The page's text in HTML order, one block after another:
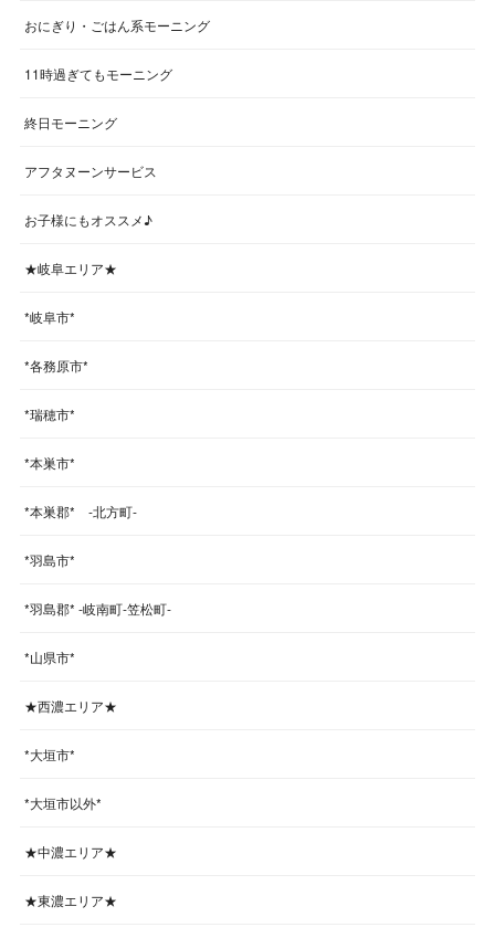
おにぎり・ごはん系モーニング
11時過ぎてもモーニング
終日モーニング
アフタヌーンサービス
お子様にもオススメ♪
★岐阜エリア★
*岐阜市*
*各務原市*
*瑞穂市*
*本巣市*
*本巣郡* -北方町-
*羽島市*
*羽島郡* -岐南町-笠松町-
*山県市*
★西濃エリア★
*大垣市*
*大垣市以外*
★中濃エリア★
★東濃エリア★